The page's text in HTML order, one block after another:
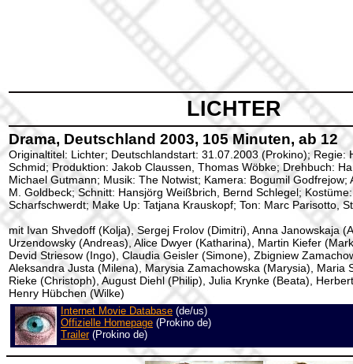
LICHTER
Drama, Deutschland 2003, 105 Minuten, ab 12
Originaltitel: Lichter; Deutschlandstart: 31.07.2003 (Prokino); Regie:
Schmid; Produktion: Jakob Claussen, Thomas Wöbke; Drehbuch:
Michael Gutmann; Musik: The Notwist; Kamera: Bogumil Godfrejow;
M. Goldbeck; Schnitt: Hansjörg Weißbrich, Bernd Schlegel;
Scharfschwerdt; Make Up: Tatjana Krauskopf; Ton: Marc Parisotto,
mit Ivan Shvedoff (Kolja), Sergej Frolov (Dimitri), Anna Janowskaja
Urzendowsky (Andreas), Alice Dwyer (Katharina), Martin Kiefer
Devid Striesow (Ingo), Claudia Geisler (Simone), Zbigniew
Aleksandra Justa (Milena), Marysia Zamachowska (Marysia), Maria
Rieke (Christoph), August Diehl (Philip), Julia Krynke (Beata),
Henry Hübchen (Wilke)
Internet Movie Database (de/us)
Offizielle Homepage (Prokino de)
Trailer(Prokino de)